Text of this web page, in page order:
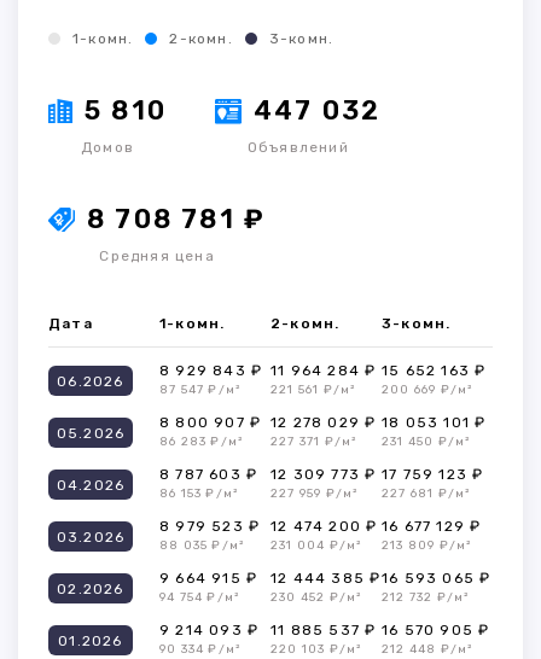
1-комн. 2-комн. 3-комн.
5 810
Домов
447 032
Объявлений
8 708 781 ₽
Средняя цена
Дата 1-комн. 2-комн. 3-комн.
06.2026
8 929 843 ₽
87 547 ₽/м²
11 964 284 ₽
221 561 ₽/м²
15 652 163 ₽
200 669 ₽/м²
05.2026
8 800 907 ₽
86 283 ₽/м²
12 278 029 ₽
227 371 ₽/м²
18 053 101 ₽
231 450 ₽/м²
04.2026
8 787 603 ₽
86 153 ₽/м²
12 309 773 ₽
227 959 ₽/м²
17 759 123 ₽
227 681 ₽/м²
03.2026
8 979 523 ₽
88 035 ₽/м²
12 474 200 ₽
231 004 ₽/м²
16 677 129 ₽
213 809 ₽/м²
02.2026
9 664 915 ₽
94 754 ₽/м²
12 444 385 ₽
230 452 ₽/м²
16 593 065 ₽
212 732 ₽/м²
01.2026
9 214 093 ₽
90 334 ₽/м²
11 885 537 ₽
220 103 ₽/м²
16 570 905 ₽
212 448 ₽/м²